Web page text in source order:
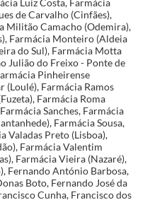
de Carvalho (Cinfães),
Militão Camacho (Odemira),
Farmácia Monteiro (Aldeia
do Sul), Farmácia Motta
Julião do Freixo - Ponte de
Pinheirense
(Loulé), Farmácia Ramos
Farmácia Roma
Sanches, Farmácia
Farmácia Sousa,
Valadas Preto (Lisboa),
Farmácia Valentim
Farmácia Vieira (Nazaré),
Fernando António Barbosa,
Boto, Fernando José da
Cunha, Francisco dos